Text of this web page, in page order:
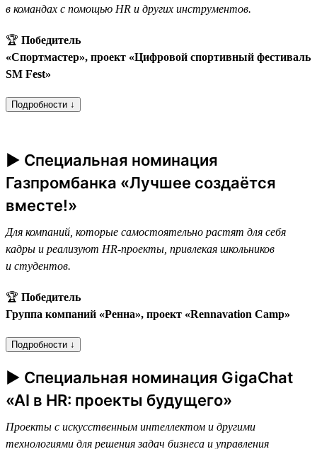
в командах с помощью HR и других инструментов.
🏆 Победитель
«Спортмастер», проект «Цифровой спортивный фестиваль
SM Fest»
Подробности ↓
► Специальная номинация
Газпромбанка «Лучшее создаётся
вместе!»
Для компаний, которые самостоятельно растят для себя
кадры и реализуют HR-проекты, привлекая школьников
и студентов.
🏆 Победитель
Группа компаний «Ренна», проект «Rennavation Camp»
Подробности ↓
► Специальная номинация GigaChat
«AI в HR: проекты будущего»
Проекты с искусственным интеллектом и другими
технологиями для решения задач бизнеса и управления